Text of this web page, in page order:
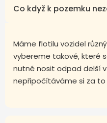
Co když k pozemku
Máme flotilu vozidel
vybereme takové, které
nutné nosit odpad delší
nepřipočítáváme si za to